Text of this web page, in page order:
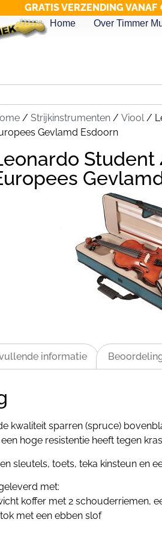
GRATIS VERZENDING
Home Over Timmer
/ Strijkinstrumenten/ Viool/
Gevlamd Esdoorn
informatie
kwaliteit sparren (spruce)
hoge resistentie heeft tegen
sleutels, toets, teka kinsteun en
met:
koffer met 2 schouderriemen,
met een ebben slof